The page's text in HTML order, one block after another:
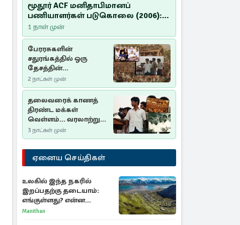
மூதூர் ACF மனிதாபிமானப்
பணியாளர்கள் படுகொலை (2006):
20 ஆண்டுகளாகியும் நீதி
மறுக்கப்பட்ட மனிதாபிமானப்
பேரவலம்
1 நாள் முன்
பேரரசுகளின்
சதுரங்கத்தில் ஒரு
தேசத்தின்
தீர்க்கதரிசனம் :
சுதுமலை பிரகடனம்
ஒரு வரலாற்றுப் பாடம்
2 நாட்கள் முன்
தலைவரைக் காணத்
திரண்ட மக்கள்
வெள்ளம்... வரலாற்றுச்
சிறப்புமிக்க சுதுமலைப்
பிரகடனம்…
3 நாட்கள் முன்
ஏனைய செய்திகள்
உலகில் இந்த நகரில்
இறப்பதற்கு தடையாம்:
எங்குள்ளது? என்ன
காரணம் தெரியுமா?
Manithan